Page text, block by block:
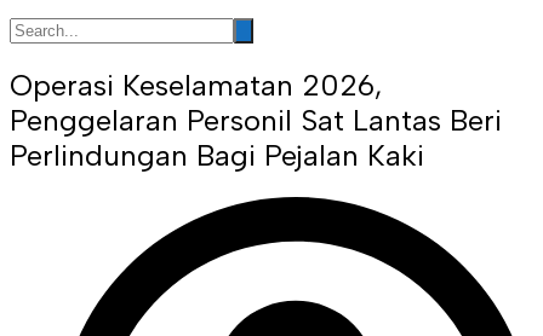
Operasi Keselamatan 2026,
Penggelaran Personil Sat Lantas Beri
Perlindungan Bagi Pejalan Kaki